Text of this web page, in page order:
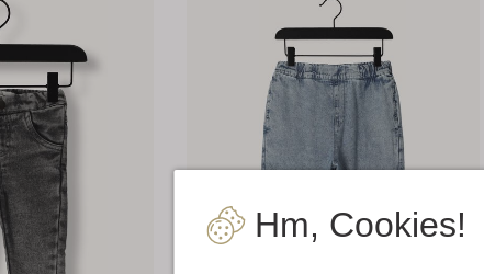
Hm, Cookies!